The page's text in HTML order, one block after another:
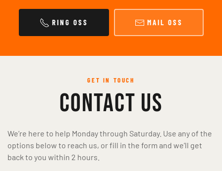
RING OSS MAIL OSS
GET IN TOUCH
Contact Us
We’re here to help Monday through Saturday. Use any of the
options below to reach us, or fill in the form and we’ll get
back to you within 2 hours.